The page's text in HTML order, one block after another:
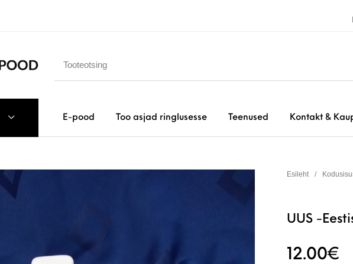
E-pood Too asjad ringlusesse Teenused Kontakt &
Esileht /
UUS -
12.00€